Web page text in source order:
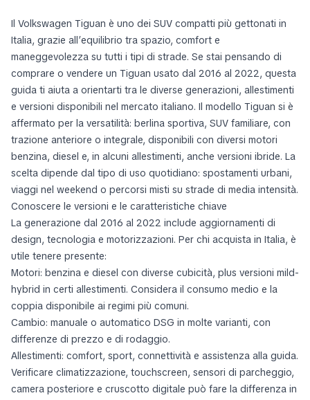
Il Volkswagen Tiguan è uno dei SUV compatti più gettonati in
Italia, grazie all’equilibrio tra spazio, comfort e
maneggevolezza su tutti i tipi di strade. Se stai pensando di
comprare o vendere un Tiguan usato dal 2016 al 2022, questa
guida ti aiuta a orientarti tra le diverse generazioni, allestimenti
e versioni disponibili nel mercato italiano. Il modello Tiguan si è
affermato per la versatilità: berlina sportiva, SUV familiare, con
trazione anteriore o integrale, disponibili con diversi motori
benzina, diesel e, in alcuni allestimenti, anche versioni ibride. La
scelta dipende dal tipo di uso quotidiano: spostamenti urbani,
viaggi nel weekend o percorsi misti su strade di media intensità.
Conoscere le versioni e le caratteristiche chiave
La generazione dal 2016 al 2022 include aggiornamenti di
design, tecnologia e motorizzazioni. Per chi acquista in Italia, è
utile tenere presente:
Motori: benzina e diesel con diverse cubicità, plus versioni mild-
hybrid in certi allestimenti. Considera il consumo medio e la
coppia disponibile ai regimi più comuni.
Cambio: manuale o automatico DSG in molte varianti, con
differenze di prezzo e di rodaggio.
Allestimenti: comfort, sport, connettività e assistenza alla guida.
Verificare climatizzazione, touchscreen, sensori di parcheggio,
camera posteriore e cruscotto digitale può fare la differenza in